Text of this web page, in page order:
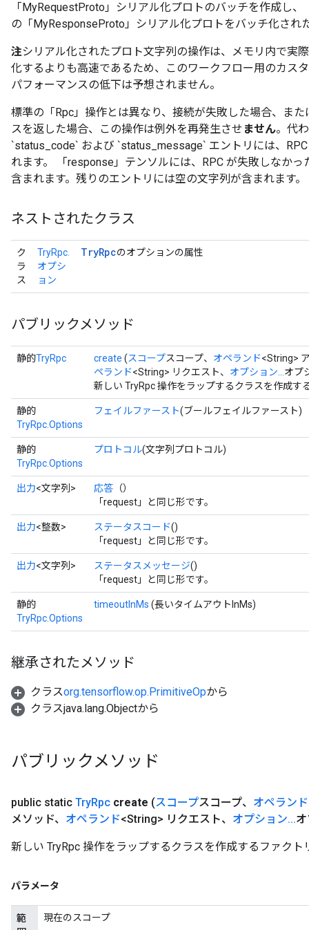
「MyRequestProto」シリアル化プロトのバッチを作成し
の「MyResponseProto」シリアル化プロトをバッチ化され
注シリアル化されたプロト文字列の操作は、メモリ内で実
化するよりも高速であるため、このワークフロー用のカス
パフォーマンスの低下は予想されません。
標準の「Rpc」操作とは異なり、接続が失敗した場合、ま
スを返した場合、この操作は例外を再発生させ ません。代
`status_code` および `status_message` エントリには、
れます。 「response」テンソルには、RPC が失敗しなか
含まれます。残りのエントリには空の文字列が含まれます。
ネストされたクラス
ク
ラ
ス
TryRpc.
オプシ
ョン
TryRpcのオプションの属性
パブリックメソッド
静的TryRpc create (スコープスコープ、 オペランド<String>
ペランド<String> リクエスト、 オプション... オプ
新しい TryRpc 操作をラップするクラスを作成す
静的
TryRpc.Options
フェイルファースト(ブールフェイルファースト)
静的
TryRpc.Options
プロトコル(文字列プロトコル)
出力<文字列> 応答 （）
「request」と同じ形です。
出力<整数> ステータスコード()
「request」と同じ形です。
出力<文字列> ステータスメッセージ()
「request」と同じ形です。
静的
TryRpc.Options
timeoutInMs (長いタイムアウトInMs)
継承されたメソッド
クラスorg.tensorflow.op.PrimitiveOpから
クラスjava.lang.Objectから
パブリックメソッド
public static TryRpc create (スコープスコープ、 オペランド
メソッド、 オペランド<String> リクエスト、 オプション...
新しい TryRpc 操作をラップするクラスを作成するファクト
パラメータ
範
現在のスコープ